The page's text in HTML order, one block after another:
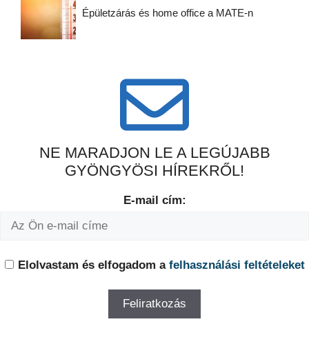
Épületzárás és home office a MATE-n
NE MARADJON LE A LEGÚJABB
GYÖNGYÖSI HÍREKRŐL!
E-mail cím:
Elolvastam és elfogadom a felhasználási feltételeket